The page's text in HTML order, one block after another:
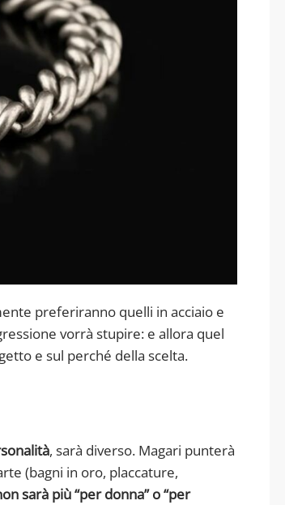
preferiranno quelli in acciaio e
vorrà stupire: e allora quel
e sul perché della scelta.
, sarà diverso. Magari punterà
(bagni in oro, placcature,
sarà più “per donna” o “per